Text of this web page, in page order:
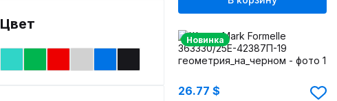
Цвет
Новинка
26.77 $